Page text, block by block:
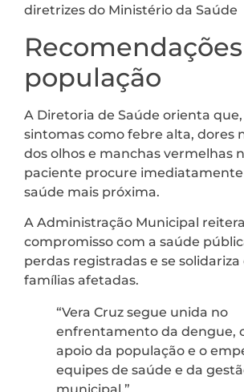
diretrizes do Ministério da Saúde
população
A Diretoria de Saúde orienta
sintomas como febre alta, dores
dos olhos e manchas vermelhas
paciente procure
saúde mais próxima.
A Administração Municipal
compromisso com a saúde
perdas registradas e se solidariza
famílias afetadas.
“Vera Cruz segue unida no
enfrentamento da dengue,
apoio da população e o
equipes de saúde e da